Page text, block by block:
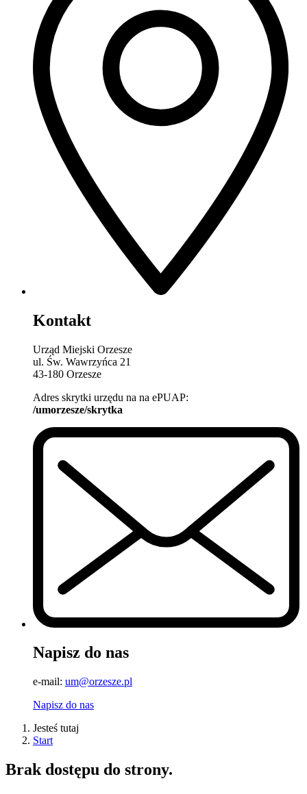
Kontakt
Urząd Miejski Orzesze
ul. Św. Wawrzyńca 21
43-180 Orzesze
Adres skrytki urzędu na na ePUAP:
/umorzesze/skrytka
Napisz do nas
e-mail: um@orzesze.pl
Napisz do nas
Jesteś tutaj
Start
Brak dostępu do strony.